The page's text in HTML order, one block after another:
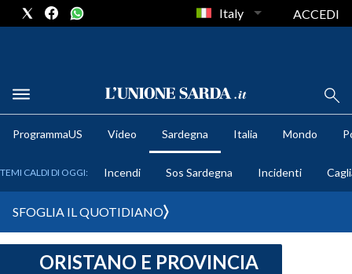
METEO
CRONACA SARDEGNA
Italy ACCEDI
ProgrammaUS Video Sardegna Italia Mondo
TEMI CALDI DI OGGI: Incendi Sos Sardegna Incidenti
SFOGLIA IL QUOTIDIANO
ORISTANO E PROVINCIA